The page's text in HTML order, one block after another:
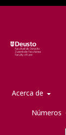
Acerca de
Números